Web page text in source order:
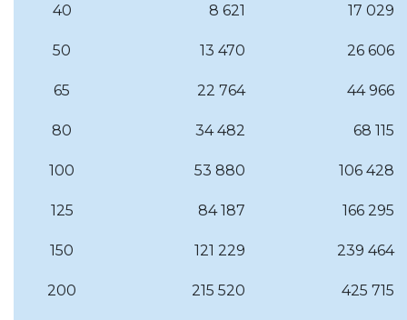
40 8 621 17 029
50 13 470 26 606
65 22 764 44 966
80 34 482 68 115
100 53 880 106 428
125 84 187 166 295
150 121 229 239 464
200 215 520 425 715